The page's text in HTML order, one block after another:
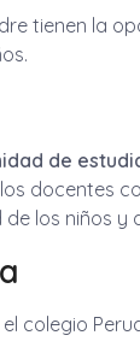
tienen la
de
docentes
los niños
colegio